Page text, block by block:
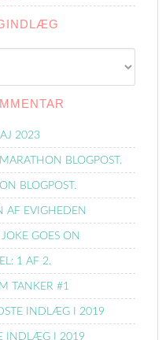
2023
MARATHON BLOGPOST.
BLOGPOST.
AF EVIGHEDEN
GOES ON
1 AF 2.
TANKER #1
INDLÆG I 2019
INDLÆG I 2019